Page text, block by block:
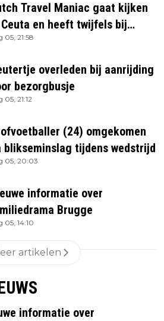
Travel Maniac gaat kijken
en heeft twijfels bij
media
05, 21:58
overleden bij aanrijding
bezorgbusje
05, 21:12
(24) omgekomen
blikseminslag tijdens wedstrijd
05, 20:03
informatie over
Brugge
05, 14:10
artikelen
informatie over